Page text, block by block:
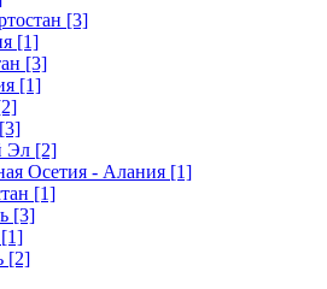
[3]
[1]
[3]
[1]
Эл [2]
Осетия - Алания [1]
[1]
[3]
[1]
[2]